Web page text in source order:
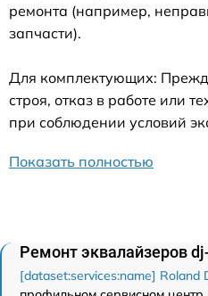
ремонта (например,
запчасти).
Для комплектующих:
строя, отказ в работе или
при соблюдении условий
Показать полностью
Ремонт эквалайзеров
[dataset:services:name] Roland